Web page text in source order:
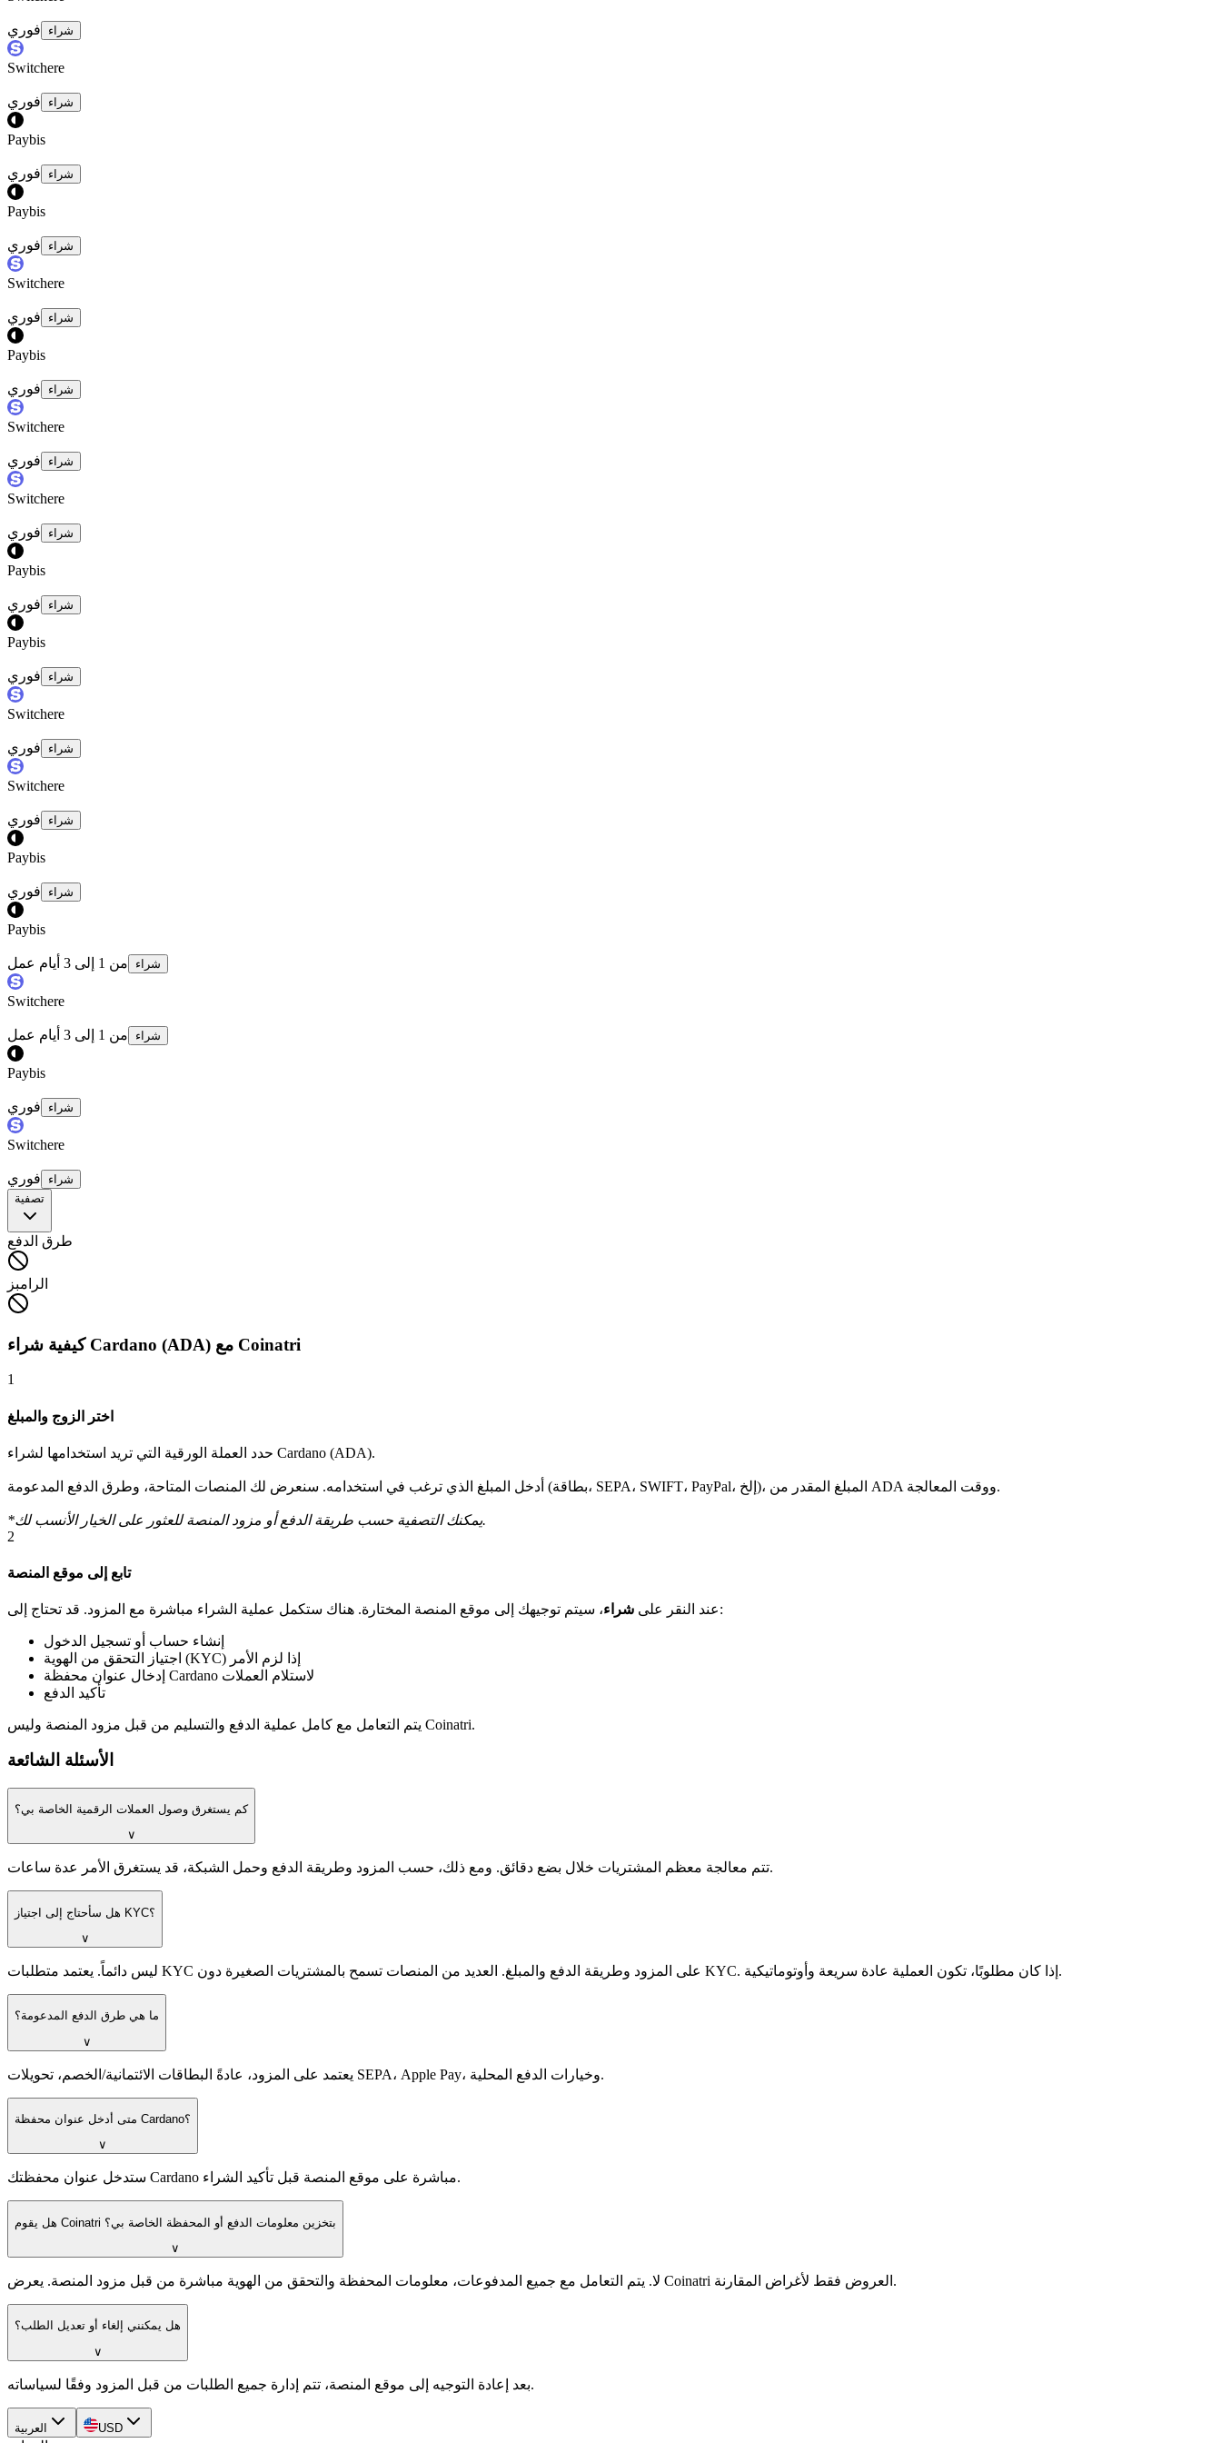
فوري شراء
Switchere
فوري شراء
Paybis
فوري شراء
Paybis
فوري شراء
Switchere
فوري شراء
Paybis
فوري شراء
Switchere
فوري شراء
Switchere
فوري شراء
Paybis
فوري شراء
Paybis
فوري شراء
Switchere
فوري شراء
Switchere
فوري شراء
Paybis
فوري شراء
Paybis
من 1 إلى 3 أيام عمل شراء
Switchere
من 1 إلى 3 أيام عمل شراء
Paybis
فوري شراء
Switchere
فوري
شراء
تصفية
طرق الدفع
الرامبز
كيفية شراء Cardano (ADA) مع Coinatri
1
اختر الزوج والمبلغ
حدد العملة الورقية التي تريد استخدامها لشراء Cardano (ADA).
أدخل المبلغ الذي ترغب في استخدامه. سنعرض لك المنصات المتاحة، وطرق الدفع المدعومة (بطاقة، SEPA، SWIFT، PayPal، إلخ)، المبلغ المقدر من ADA ووقت المعالجة.
*يمكنك التصفية حسب طريقة الدفع أو مزود المنصة للعثور على الخيار الأنسب لك.
2
تابع إلى موقع المنصة
عند النقر على شراء ، سيتم توجيهك إلى موقع المنصة المختارة. هناك ستكمل عملية الشراء مباشرة مع المزود. قد تحتاج إلى:
إنشاء حساب أو تسجيل الدخول
اجتياز التحقق من الهوية (KYC) إذا لزم الأمر
إدخال عنوان محفظة Cardano لاستلام العملات
تأكيد الدفع
يتم التعامل مع كامل عملية الدفع والتسليم من قبل مزود المنصة وليس Coinatri.
الأسئلة الشائعة
كم يستغرق وصول العملات الرقمية الخاصة بي؟
∨
تتم معالجة معظم المشتريات خلال بضع دقائق. ومع ذلك، حسب المزود وطريقة الدفع وحمل الشبكة، قد يستغرق الأمر عدة ساعات.
هل سأحتاج إلى اجتياز KYC؟
∨
ليس دائماً. يعتمد متطلبات KYC على المزود وطريقة الدفع والمبلغ. العديد من المنصات تسمح بالمشتريات الصغيرة دون KYC. إذا كان مطلوبًا، تكون العملية عادة سريعة وأوتوماتيكية.
ما هي طرق الدفع المدعومة؟
∨
يعتمد على المزود، عادةً البطاقات الائتمانية/الخصم، تحويلات SEPA، Apple Pay، وخيارات الدفع المحلية.
متى أدخل عنوان محفظة Cardano؟
∨
ستدخل عنوان محفظتك Cardano مباشرة على موقع المنصة قبل تأكيد الشراء.
هل يقوم Coinatri بتخزين معلومات الدفع أو المحفظة الخاصة بي؟
∨
لا. يتم التعامل مع جميع المدفوعات، معلومات المحفظة والتحقق من الهوية مباشرة من قبل مزود المنصة. يعرض Coinatri العروض فقط لأغراض المقارنة.
هل يمكنني إلغاء أو تعديل الطلب؟
∨
بعد إعادة التوجيه إلى موقع المنصة، تتم إدارة جميع الطلبات من قبل المزود وفقًا لسياساته.
العربية USD